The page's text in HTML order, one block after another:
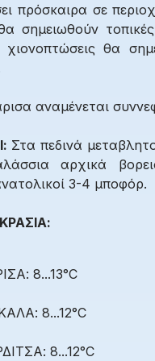
πρόσκαιρα σε
σημειωθούν
χιονοπτώσεις θα
αναμένεται
Στα πεδινά
αρχικά
3-4 μποφόρ.
8...13°C
8...12°C
8...12°C